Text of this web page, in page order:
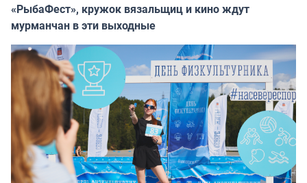
«РыбаФест», кружок вязальщиц и кино ждут
мурманчан в эти выходные